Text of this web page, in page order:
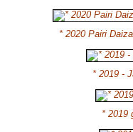
* 2020 Pairi
* 2019 -
* 2019